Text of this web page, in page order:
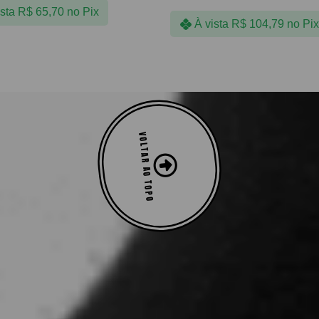
R$65,70 no Pix
À vista R$104,79 no Pix
VOLTAR AO TOPO